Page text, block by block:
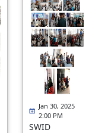
Jan 30, 2025
2:00 PM
SWID